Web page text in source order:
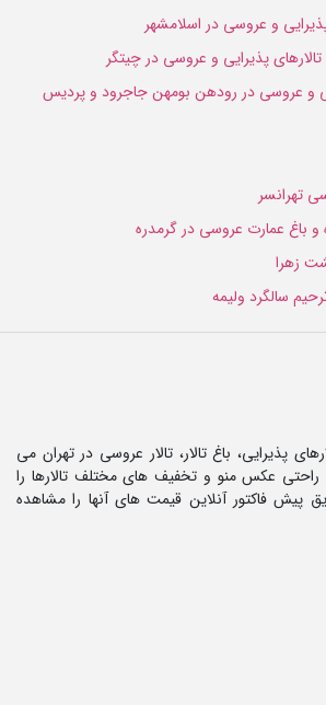
پذیرایی و عروسی در اسلامشهر
تالارهای پذیرایی و عروسی در چیتگر
و عروسی در رودهن بومهن جاجرود و پردیس
تهرانسر
و باغ عمارت عروسی در گرمدره
زهرا
سالگرد ولیمه
پذیرایی، باغ تالار، تالار عروسی در تهران می
راحتی عکس منو و تخفیف های مختلف تالارها را
پیش فاکتور آنلاین قیمت های آنها را مشاهده